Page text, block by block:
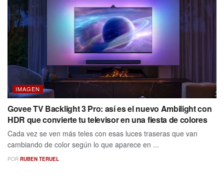
IMAGEN
Govee TV Backlight 3 Pro: así es el nuevo Ambilight con
HDR que convierte tu televisor en una fiesta de colores
Cada vez se ven más teles con esas luces traseras que van
cambiando de color según lo que aparece en ...
POR RUBEN TERUEL